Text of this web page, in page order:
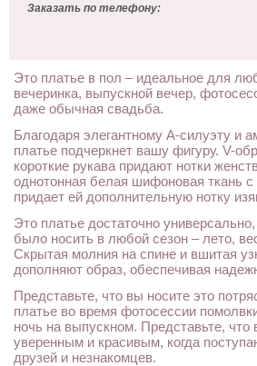
Заказать по телефону:
Это платье в пол – идеальное для
вечеринка, выпускной вечер,
даже обычная свадьба.
Благодаря элегантному А-силуэту и
платье подчеркнет вашу фигуру. V-
короткие рукава придают нотки
однотонная белая шифоновая ткань с
придает ей дополнительную нотку
Это платье достаточно
было носить в любой сезон – лето,
Скрытая молния на спине и вшитая
дополняют образ, обеспечивая
Представьте, что вы носите это
платье во время фотосессии
ночь на выпускном. Представьте, что
уверенным и красивым, когда
друзей и незнакомцев.